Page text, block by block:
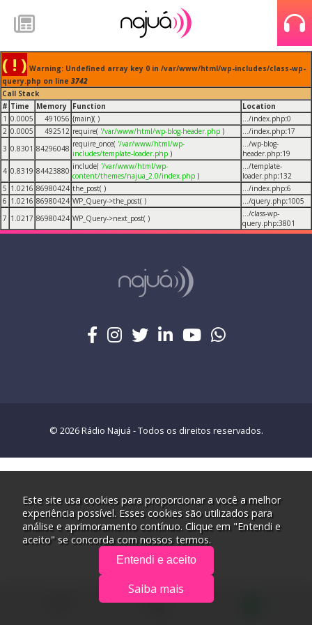
( ! ) Warning: Undefined array key 0 in /var/www/html/wp-includes/class-wp-
query.php on line 3742
Call Stack
# Time Memory Function
Location
1 0.0005 491056 {main}( ) .../index.php:0
2 0.0005 492512 require( '/var/www/html/wp-blog-header.php ) .../index.php:17
3 0.8301 84296048 require_once( '/var/www/html/wp-
includes/template-loader.php )
.../wp-blog-
header.php:19
4 0.8319 84423880 include( '/var/www/html/wp-
content/themes/najua_2.0/index.php )
.../template-
loader.php:132
5 1.0216 86980424 the_post( ) .../index.php:6
6 1.0216 86980424 WP_Query->the_post( ) .../query.php:1005
7 1.0217 86980424 WP_Query->next_post( )
.../class-wp-
query.php:3801
© 2026 Rádio Najuá - Todos os direitos reservados.
Este site usa cookies para proporcionar a você a melhor
experiência possível. Esses cookies são utilizados para
análise e aprimoramento contínuo. Clique em "Entendi e
aceito" se concorda com nossos termos.
Entendi e aceito
Saiba mais